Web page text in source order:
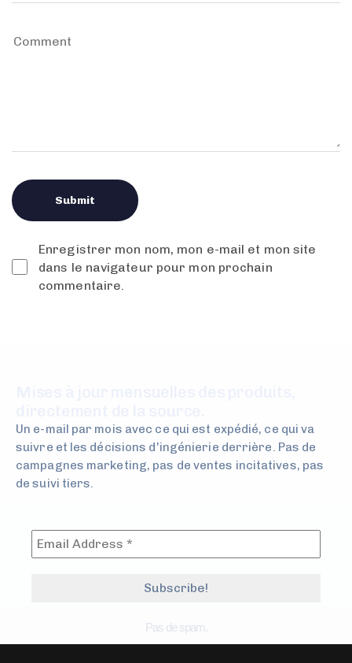
Enregistrer mon nom, mon e-mail et mon site
dans le navigateur pour mon prochain
commentaire.
Un e-mail par mois avec ce qui est expédié, ce qui va
suivre et les décisions d'ingénierie derrière. Pas de
campagnes marketing, pas de ventes incitatives, pas
de suivi tiers.
Pas de spam.